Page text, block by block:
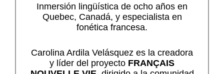
Inmersión lingüística de ocho años en
Quebec, Canadá, y especialista en
fonética francesa.
Carolina Ardila Velásquez es la creadora
y líder del proyecto FRANÇAIS